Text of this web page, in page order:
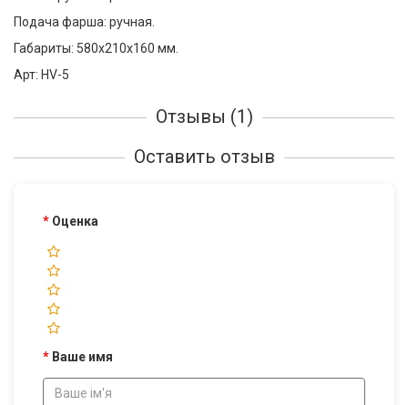
Подача фарша: ручная.
Габариты: 580х210х160 мм.
Арт: HV-5
Отзывы (1)
Оставить отзыв
Оценка
Ваше имя